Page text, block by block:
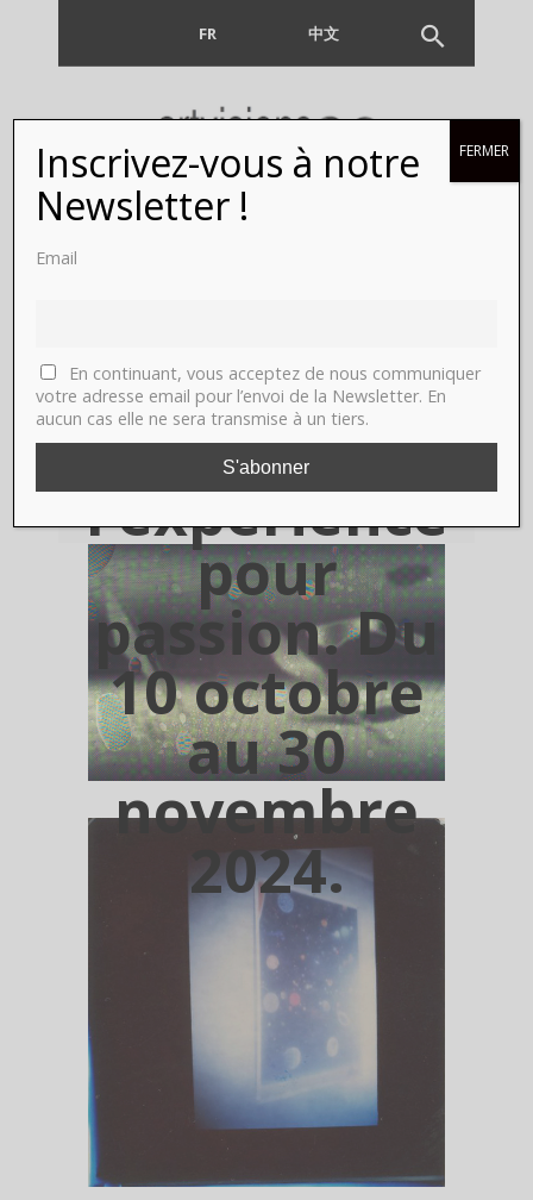
FR 中文
Paris,
Baptiste
Rabichon,
l’expérience
pour
passion. Du
10 octobre
au 30
novembre
2024.
Inscrivez-vous à notre
Newsletter !
Email
En continuant, vous acceptez de nous communiquer
votre adresse email pour l’envoi de la Newsletter. En
aucun cas elle ne sera transmise à un tiers.
FERMER